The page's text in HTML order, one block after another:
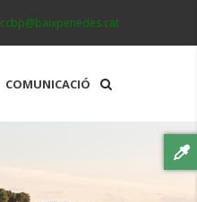
ccbp@baixpenedes.cat
COMUNICACIÓ